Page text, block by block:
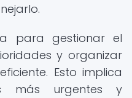
para gestionar el
y organizar
Esto implica
más urgentes y